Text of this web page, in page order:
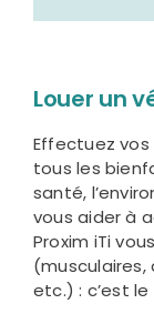
Louer un
Effectuez
tous les
santé,
vous aider à
Proxim iTi
etc.) : c’est le